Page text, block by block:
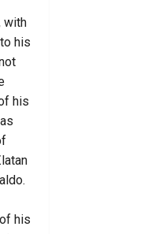
with
his
his
his